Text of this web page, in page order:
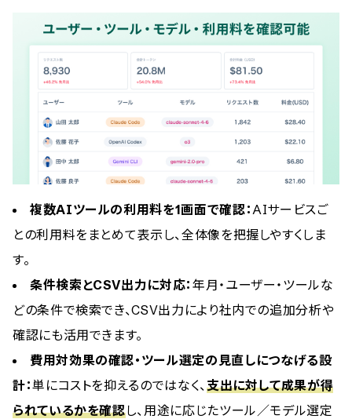
複数AIツールの利用料を1画面で確認： AIサービスご
との利用料をまとめて表示し、全体像を把握しやすくしま
す。
条件検索とCSV出力に対応： 年月・ユーザー・ツールな
どの条件で検索でき、CSV出力により社内での追加分析や
確認にも活用できます。
費用対効果の確認・ツール選定の見直しにつなげる設
計：単にコストを抑えるのではなく、 支出に対して成果が得
られているかを確認し、用途に応じたツール／モデル選定